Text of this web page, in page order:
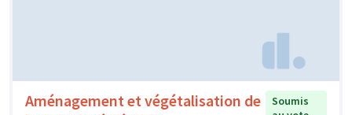
Aménagement et végétalisation de
Soumis